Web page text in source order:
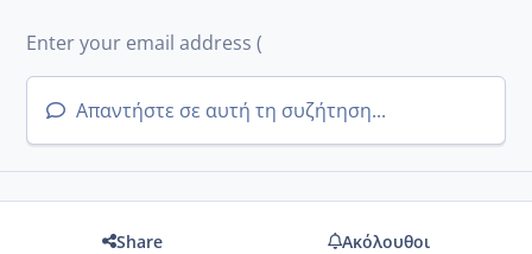
Απαντήστε σε αυτή τη συζήτηση...
Share Ακόλουθοι